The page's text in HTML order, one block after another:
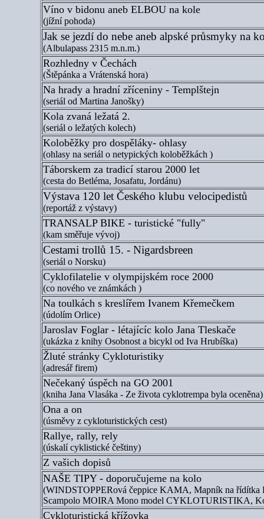
Víno v bidonu aneb ELBOU na kole
(jížní pohoda)
Jak se jezdí do nebe aneb alpské průsmyky na
(Albulapass 2315 m.n.m.)
Rozhledny v Čechách
(Štěpánka a Vrátenská hora)
Na hrady a hradní zříceniny - Templštejn
(seriál od Martina Janošky)
Kola zvaná ležatá 2.
(seriál o ležatých kolech)
Koloběžky pro dospěláky- ohlasy
(ohlasy na seriál o netypických koloběžkách )
Táborskem za tradicí starou 2000 let
(cesta do Betléma, Josafatu, Jordánu)
Výstava 120 let Českého klubu velocipedistů
(reportáž z výstavy)
TRANSALP BIKE - turistické "fully"
(kam směřuje vývoj)
Cestami trollů 15. - Nigardsbreen
(seriál o Norsku)
Cyklofilatelie v olympijském roce 2000
(co nového ve známkách )
Na toulkách s kreslířem Ivanem Křemečkem
(údolím Orlice)
Jaroslav Foglar - létajícíc kolo Jana Tleskače
(ukázka z knihy Osobnost a bicykl od Iva Hrubíška)
Žluté stránky Cykloturistiky
(adresář firem)
Nečekaný úspěch na GO 2001
(kniha Jana Vlasáka - Ze života cyklotrempa byla oceněna)
Ona a on
(úsměvy z cykloturistických cest)
Rallye, rally, rely
(úskalí cyklistické češtiny)
Z vašich dopisů
NAŠE TIPY - doporučujeme na kolo
(WINDSTOPPERová čeppice KAMA, Mapník na
Scampolo MOIRA Mono model CYKLOTURISTIKA,
Cykloturistická křížovka